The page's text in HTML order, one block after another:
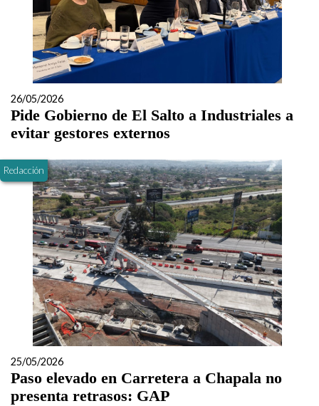
26/05/2026
Pide Gobierno de El Salto a Industriales a
evitar gestores externos
Redacción
25/05/2026
Paso elevado en Carretera a Chapala no
presenta retrasos: GAP